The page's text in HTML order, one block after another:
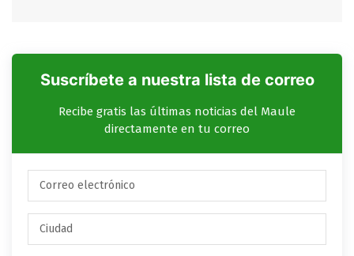
Suscríbete a nuestra lista de correo
Recibe gratis las últimas noticias del Maule
directamente en tu correo